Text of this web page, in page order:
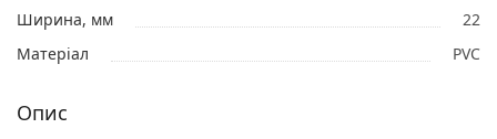
Ширина, мм
22
Матеріал
PVC
Опис